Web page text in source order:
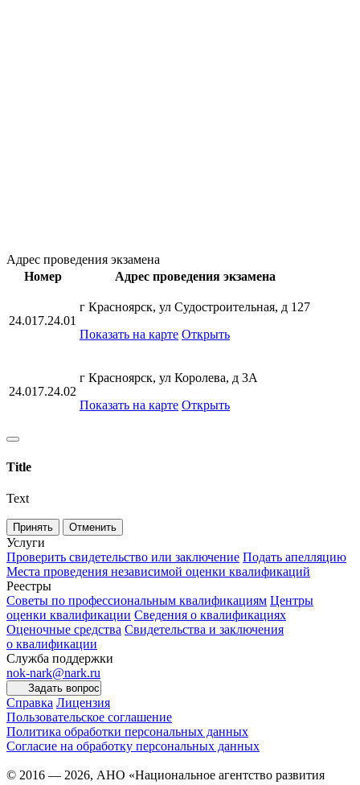
Адрес проведения экзамена
Номер
Адрес проведения экзамена
24.017.24.01
г Красноярск, ул Судостроительная, д 127
Показать на карте Открыть
24.017.24.02
г Красноярск, ул Королева, д 3А
Показать на карте Открыть
Title
Text
Принять Отменить
Услуги
Проверить свидетельство или заключение Подать апелляцию
Места проведения независимой оценки квалификаций
Реестры
Советы по профессиональным квалификациям Центры
оценки квалификации Сведения о квалификациях
Оценочные средства Свидетельства и заключения
о квалификации
Служба поддержки
nok-nark@nark.ru
Задать вопрос
Справка Лицензия
Пользовательское соглашение
Политика обработки персональных данных
Согласие на обработку персональных данных
© 2016 — 2026, АНО «Национальное агентство развития